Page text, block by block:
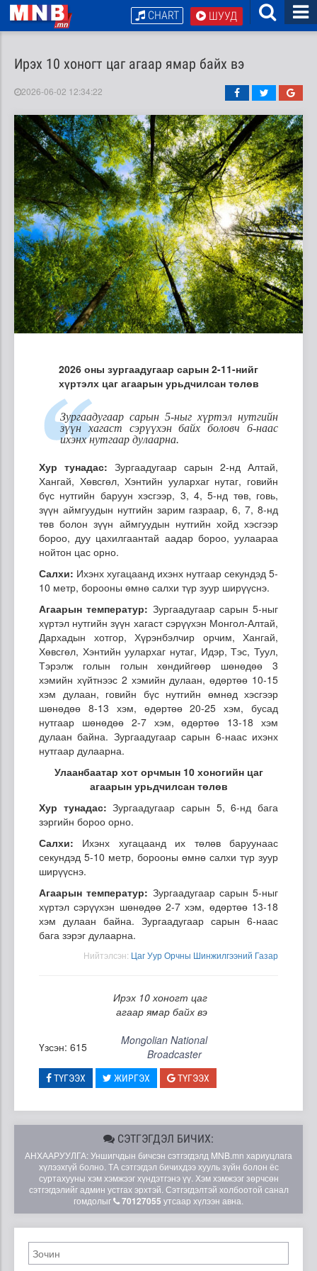
ШУУД
CHART
Ирэх 10 хоногт цаг агаар ямар байх вэ
2026-06-02 12:34:22
2026 оны зургаадугаар сарын 2-11-нийг
хүртэлх цаг агаарын урьдчилсан төлөв
Зургаадугаар сарын 5-ныг хүртэл нутгийн
зүүн хагаст сэрүүхэн байх боловч 6-наас
ихэнх нутгаар дулаарна.
Хур тунадас: Зургаадугаар сарын 2-нд Алтай,
Хангай, Хөвсгөл, Хэнтийн уулархаг нутаг, говийн
бүс нутгийн баруун хэсгээр, 3, 4, 5-нд төв, говь,
зүүн аймгуудын нутгийн зарим газраар, 6, 7, 8-нд
төв болон зүүн аймгуудын нутгийн хойд хэсгээр
бороо, дуу цахилгаантай аадар бороо, уулаараа
нойтон цас орно.
Салхи: Ихэнх хугацаанд ихэнх нутгаар секундэд 5-
10 метр, борооны өмнө салхи түр зуур ширүүснэ.
Агаарын температур: Зургаадугаар сарын 5-ныг
хүртэл нутгийн зүүн хагаст сэрүүхэн Монгол-Алтай,
Дархадын хотгор, Хүрэнбэлчир орчим, Хангай,
Хөвсгөл, Хэнтийн уулархаг нутаг, Идэр, Тэс, Туул,
Тэрэлж голын голын хөндийгөөр шөнөдөө 3
хэмийн хүйтнээс 2 хэмийн дулаан, өдөртөө 10-15
хэм дулаан, говийн бүс нутгийн өмнөд хэсгээр
шөнөдөө 8-13 хэм, өдөртөө 20-25 хэм, бусад
нутгаар шөнөдөө 2-7 хэм, өдөртөө 13-18 хэм
дулаан байна. Зургаадугаар сарын 6-наас ихэнх
нутгаар дулаарна.
Улаанбаатар хот орчмын 10 хоногийн цаг
агаарын урьдчилсан төлөв
Хур тунадас: Зургаадугаар сарын 5, 6-нд бага
зэргийн бороо орно.
Салхи: Ихэнх хугацаанд их төлөв баруунаас
секундэд 5-10 метр, борооны өмнө салхи түр зуур
ширүүснэ.
Агаарын температур: Зургаадугаар сарын 5-ныг
хүртэл сэрүүхэн шөнөдөө 2-7 хэм, өдөртөө 13-18
хэм дулаан байна. Зургаадугаар сарын 6-наас
бага зэрэг дулаарна.
Нийтэлсэн: Цаг Уур Орчны Шинжилгээний Газар
Ирэх 10 хоногт цаг
агаар ямар байх вэ
Үзсэн: 615
Mongolian National
Broadcaster
ТҮГЭЭХ ЖИРГЭХ ТҮГЭЭХ
СЭТГЭГДЭЛ БИЧИХ:
АНХААРУУЛГА: Уншигчдын бичсэн сэтгэгдэлд MNB.mn хариуцлага
хүлээхгүй болно. ТА сэтгэгдэл бичихдээ хууль зүйн болон ёс
суртахууны хэм хэмжээг хүндэтгэнэ үү. Хэм хэмжээг зөрчсөн
сэтгэгдэлийг админ устгах эрхтэй. Сэтгэгдэлтэй холбоотой санал
гомдолыг
70127055 утсаар хүлээн авна.